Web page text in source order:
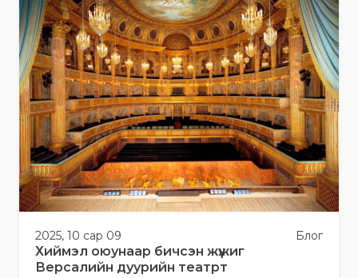
2025, 10 сар 09 Блог
Хиймэл оюунаар бичсэн жүжиг
Версалийн дуурийн театрт